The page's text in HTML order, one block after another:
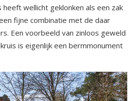
wellicht geklonken als een zak
fijne combinatie met de daar
Een voorbeeld van zinloos geweld
is eigenlijk een bermmonument